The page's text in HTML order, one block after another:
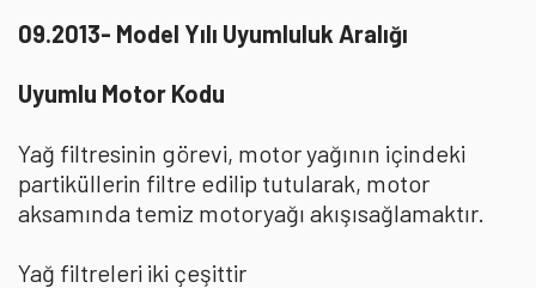
09.2013- Model Yılı Uyumluluk Aralığı
Uyumlu Motor Kodu
Yağ filtresinin görevi, motor yağının içindeki
partiküllerin filtre edilip tutularak, motor
aksamında temiz motoryağı akışısağlamaktır.
Yağ filtreleri iki çeşittir